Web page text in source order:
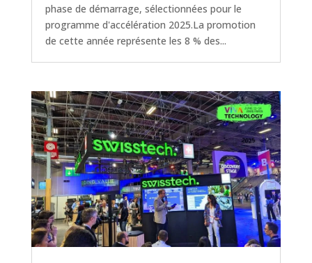
phase de démarrage, sélectionnées pour le
programme d'accélération 2025.La promotion
de cette année représente les 8 % des...